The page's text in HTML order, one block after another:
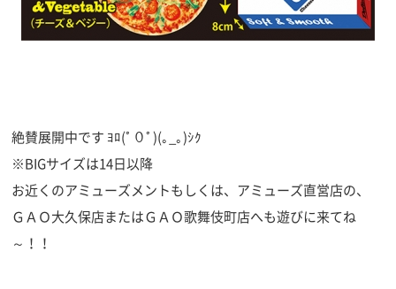
絶賛展開中です ﾖﾛ(ﾟ０ﾟ)(｡_｡)ｼｸ
※BIGサイズは14日以降
お近くのアミューズメントもしくは、アミューズ直営店の、
ＧＡＯ大久保店またはＧＡＯ歌舞伎町店へも遊びに来てね
～！！